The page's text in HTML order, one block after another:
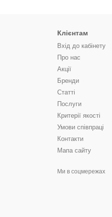
Клієнтам
Вхід до кабінету
Про нас
Акції
Бренди
Статті
Послуги
Критерії якості
Умови співпраці
Контакти
Мапа сайту
Ми в соцмережах